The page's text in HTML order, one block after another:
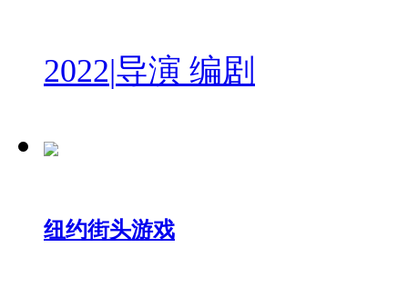
2022|导演 编剧
纽约街头游戏